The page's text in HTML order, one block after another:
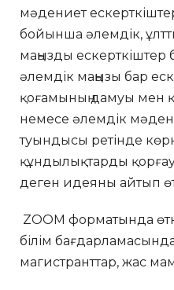
мәдениет
бойынша әлемдік,
маңызды ескерткіштер
әлемдік маңызы бар
қоғамының дамуы мен
немесе әлемдік
туындысы ретінде
құндылықтарды қорғау
деген идеяны айтып
ZOOM форматында
білім
магистранттар, жас